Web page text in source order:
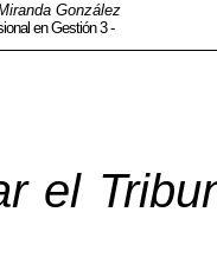
González
en Gestión 3 -
el